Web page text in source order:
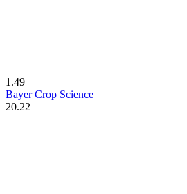
1.49
Bayer Crop Science
20.22